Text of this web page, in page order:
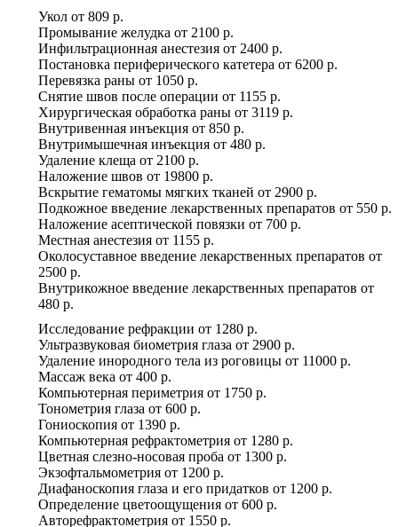
Укол от 809 р.
Промывание желудка от 2100 р.
Инфильтрационная анестезия от 2400 р.
Постановка периферического катетера от 6200 р.
Перевязка раны от 1050 р.
Снятие швов после операции от 1155 р.
Хирургическая обработка раны от 3119 р.
Внутривенная инъекция от 850 р.
Внутримышечная инъекция от 480 р.
Удаление клеща от 2100 р.
Наложение швов от 19800 р.
Вскрытие гематомы мягких тканей от 2900 р.
Подкожное введение лекарственных препаратов от 550 р.
Наложение асептической повязки от 700 р.
Местная анестезия от 1155 р.
Околосуставное введение лекарственных препаратов от
2500 р.
Внутрикожное введение лекарственных препаратов от
480 р.
Исследование рефракции от 1280 р.
Ультразвуковая биометрия глаза от 2900 р.
Удаление инородного тела из роговицы от 11000 р.
Массаж века от 400 р.
Компьютерная периметрия от 1750 р.
Тонометрия глаза от 600 р.
Гониоскопия от 1390 р.
Компьютерная рефрактометрия от 1280 р.
Цветная слезно-носовая проба от 1300 р.
Экзофтальмометрия от 1200 р.
Диафаноскопия глаза и его придатков от 1200 р.
Определение цветоощущения от 600 р.
Авторефрактометрия от 1550 р.